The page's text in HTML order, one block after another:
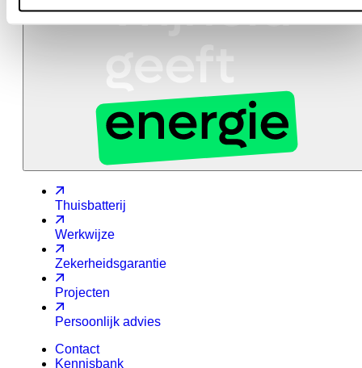
Thuisbatterij
Werkwijze
Zekerheidsgarantie
Projecten
Persoonlijk advies
Contact
Kennisbank